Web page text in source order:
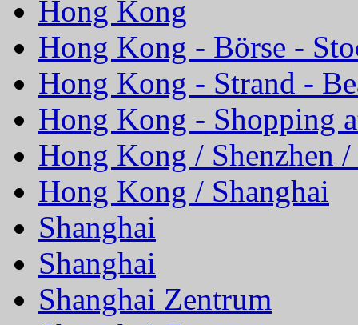
Hong Kong
Hong Kong - Börse -
Hong Kong - Strand -
Hong Kong - Shopping
Hong Kong / Shenzhen /
Hong Kong / Shanghai
Shanghai
Shanghai
Shanghai Zentrum